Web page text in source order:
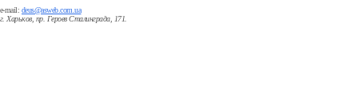
e-mail: deus@asweb.com.ua
г. Харьков, пр. Героев Сталинграда, 171.